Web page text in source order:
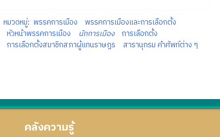
หมวดหมู่: พรรคการเมือง
พรรคการเมืองและการเลือกตั้ง
หัวหน้าพรรคการเมือง
นักการเมือง
การเลือกตั้ง
การเลือกตั้งสมาชิกสภาผู้แทนราษฎร
สารานุกรม คำศัพท์ต่าง ๆ
คลังความรู้